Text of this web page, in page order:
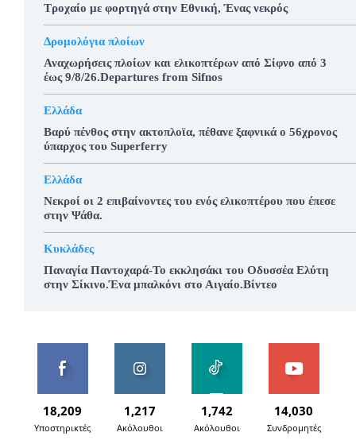
Τροχαίο με φορτηγά στην Εθνική, Ένας νεκρός
Δρομολόγια πλοίων
Αναχωρήσεις πλοίων και ελικοπτέρων από Σίφνο από 3
έως 9/8/26.Departures from Sifnos
Ελλάδα
Βαρύ πένθος στην ακτοπλοϊα, πέθανε ξαφνικά ο 56χρονος
ύπαρχος του Superferry
Ελλάδα
Νεκροί οι 2 επιβαίνοντες του ενός ελικοπτέρου που έπεσε
στην Ψάθα.
Κυκλάδες
Παναγία Παντοχαρά-Το εκκλησάκι του Οδυσσέα Ελύτη
στην Σίκινο.Ένα μπαλκόνι στο Αιγαίο.Βίντεο
18,209
Υποστηρικτές
1,217
Ακόλουθοι
1,742
Ακόλουθοι
14,030
Συνδρομητές